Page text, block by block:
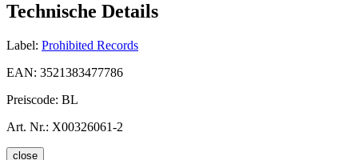
Technische Details
Label: Prohibited Records
EAN: 3521383477786
Preiscode: BL
Art. Nr.: X00326061-2
close